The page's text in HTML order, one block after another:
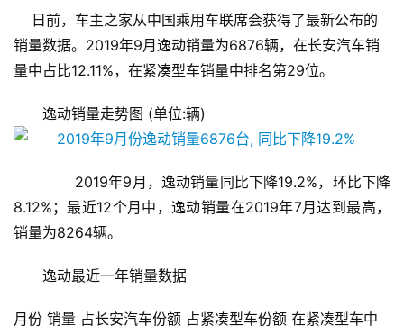
销量数据。2019年9月逸动销量为6876辆，在长安汽车销
量中占比12.11%，在紧凑型车销量中排名第29位。
逸动销量走势图 (单位:辆)
2019年9月，逸动销量同比下降19.2%，环比下降
8.12%；最近12个月中，逸动销量在2019年7月达到最高，
销量为8264辆。
逸动最近一年销量数据
月份 销量 占长安汽车份额 占紧凑型车份额 在紧凑型车中